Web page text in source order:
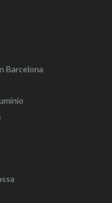
Barcelona